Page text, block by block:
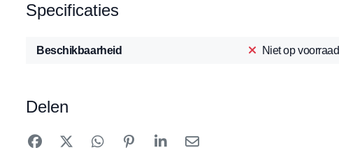
Specificaties
Beschikbaarheid Niet op voorraad
Delen